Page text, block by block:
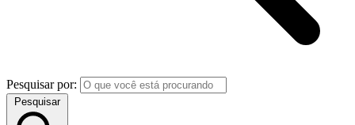
Pesquisar por:
Pesquisar